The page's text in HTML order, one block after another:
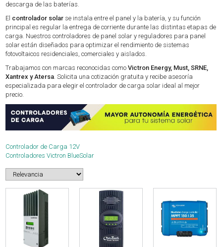
descarga de las baterías.
El controlador solar se instala entre el panel y la batería, y su función
principal es regular la entrega de corriente durante las distintas etapas de
carga. Nuestros controladores de panel solar y reguladores para panel
solar están diseñados para optimizar el rendimiento de sistemas
fotovoltaicos residenciales, comerciales y aislados.
Trabajamos con marcas reconocidas comoVictron Energy, Must, SRNE,
Xantrex y Atersa. Solicita una cotización gratuita y recibe asesoría
especializada para elegir el controlador de carga solar ideal al mejor
precio.
Controlador de Carga 12V
Controladores Victron BlueSolar